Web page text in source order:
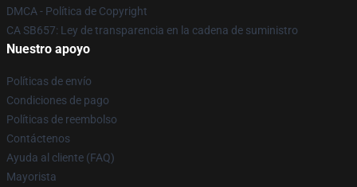
DMCA - Política de Copyright
CA SB657: Ley de transparencia en la cadena de suministro
Nuestro apoyo
Políticas de envío
Condiciones de pago
Políticas de reembolso
Contáctenos
Ayuda al cliente (FAQ)
Mayorista